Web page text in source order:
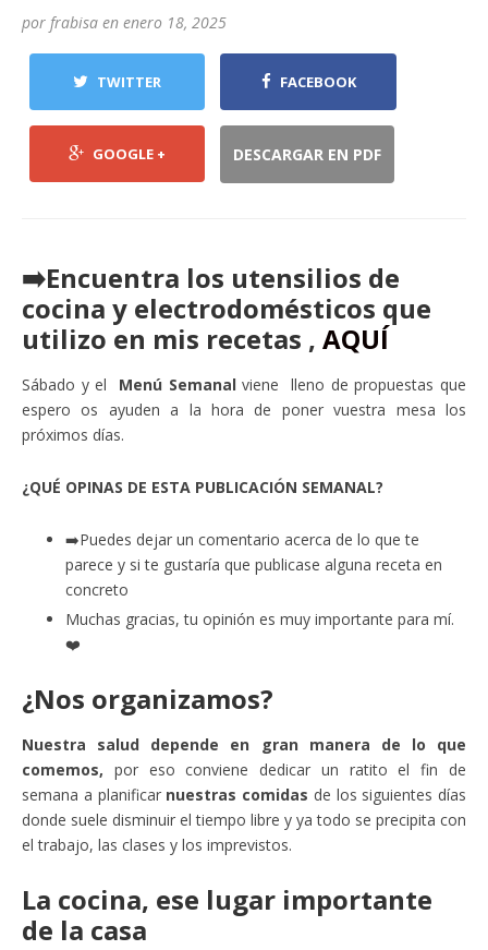
por frabisa en enero 18, 2025
TWITTER FACEBOOK
GOOGLE + DESCARGAR EN PDF
➡️Encuentra los utensilios de
cocina y electrodomésticos que
utilizo en mis recetas , AQUÍ
Sábado y el Menú Semanalviene lleno de propuestas que
espero os ayuden a la hora de poner vuestra mesa los
próximos días.
¿QUÉ OPINAS DE ESTA PUBLICACIÓN SEMANAL?
➡️Puedes dejar un comentario acerca de lo que te
parece y si te gustaría que publicase alguna receta en
concreto
Muchas gracias, tu opinión es muy importante para mí.
❤️
¿Nos organizamos?
Nuestra salud depende en gran manera de lo que
comemos, por eso conviene dedicar un ratito el fin de
semana a planificarnuestras comidas de los siguientes días
donde suele disminuir el tiempo libre y ya todo se precipita con
el trabajo, las clases y los imprevistos.
La cocina, ese lugar importante
de la casa